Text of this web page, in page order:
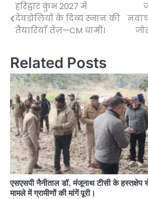
Post
navigation
हरिद्वार कुंभ 2027 में
देवडोलियों के दिव्य स्नान की
तैयारियाँ तेज़—CM धामी।
Related Posts
एसएसपी नैनीताल डॉ. मंजूनाथ टीसी के हस्तक्षेप
मामले में ग्रामीणों की मांगें पूरी।